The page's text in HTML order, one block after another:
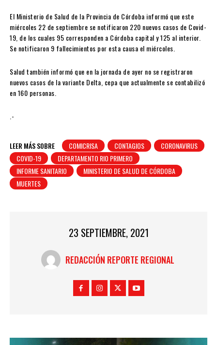
El Ministerio de Salud de la Provincia de Córdoba informó que este
miércoles 22 de septiembre se notificaron 220 nuevos casos de Covid-
19, de los cuales 95 corresponden a Córdoba capital y 125 al interior.
Se notificaron 9 fallecimientos por esta causa el miércoles.
Salud también informó que en la jornada de ayer no se registraron
nuevos casos de la variante Delta, cepa que actualmente se contabilizó
en 160 personas.
.-
LEER MÁS SOBRE COMICRISA CONTAGIOS
CORONAVIRUS
COVID-19
DEPARTAMENTO RIO PRIMERO
INFORME SANITARIO
MINISTERIO DE SALUD DE CÓRDOBA
MUERTES
23 SEPTIEMBRE, 2021
REDACCIÓN REPORTE REGIONAL